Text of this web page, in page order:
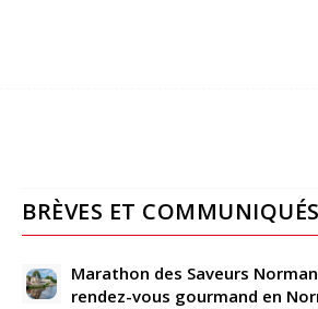
BRÈVES ET COMMUNIQUÉS
Marathon des Saveurs
rendez-vous gourmand en